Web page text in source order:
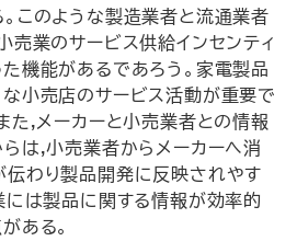
このような製造業者と流通業者
業のサービス供給インセンティ
機能があるであろう。家電製品
小売店のサービス活動が重要で
た,メーカーと小売業者との情報
は,小売業者からメーカーへ消
わり製品開発に反映されやす
には製品に関する情報が効率的
ある。